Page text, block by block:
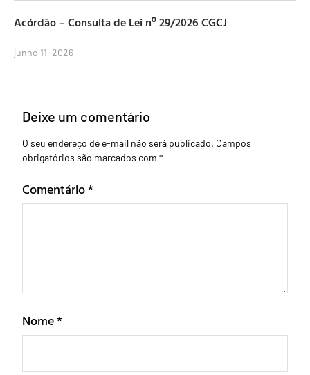
Acórdão – Consulta de Lei nº 29/2026 CGCJ
junho 11, 2026
Deixe um comentário
O seu endereço de e-mail não será publicado. Campos
obrigatórios são marcados com *
Comentário*
Nome*